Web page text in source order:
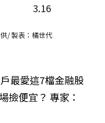
3.16
/ 製表：橘世代
最愛這7檔金融股
撿便宜？ 專家：